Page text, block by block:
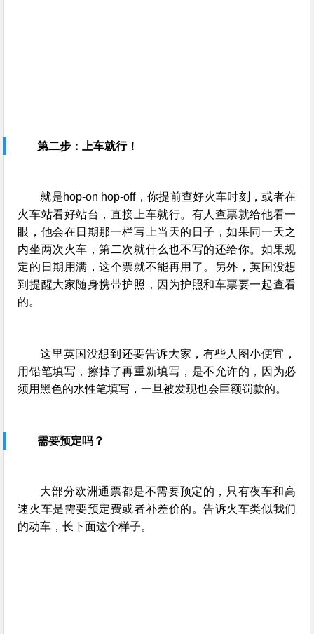
第二步：上车就行！
就是hop-on hop-off，你提前查好火车时刻，或者在
火车站看好站台，直接上车就行。有人查票就给他看一
眼，他会在日期那一栏写上当天的日子，如果同一天之
内坐两次火车，第二次就什么也不写的还给你。如果规
定的日期用满，这个票就不能再用了。另外，英国没想
到提醒大家随身携带护照，因为护照和车票要一起查看
的。
这里英国没想到还要告诉大家，有些人图小便宜，
用铅笔填写，擦掉了再重新填写，是不允许的，因为必
须用黑色的水性笔填写，一旦被发现也会巨额罚款的。
需要预定吗？
大部分欧洲通票都是不需要预定的，只有夜车和高
速火车是需要预定费或者补差价的。告诉火车类似我们
的动车，长下面这个样子。